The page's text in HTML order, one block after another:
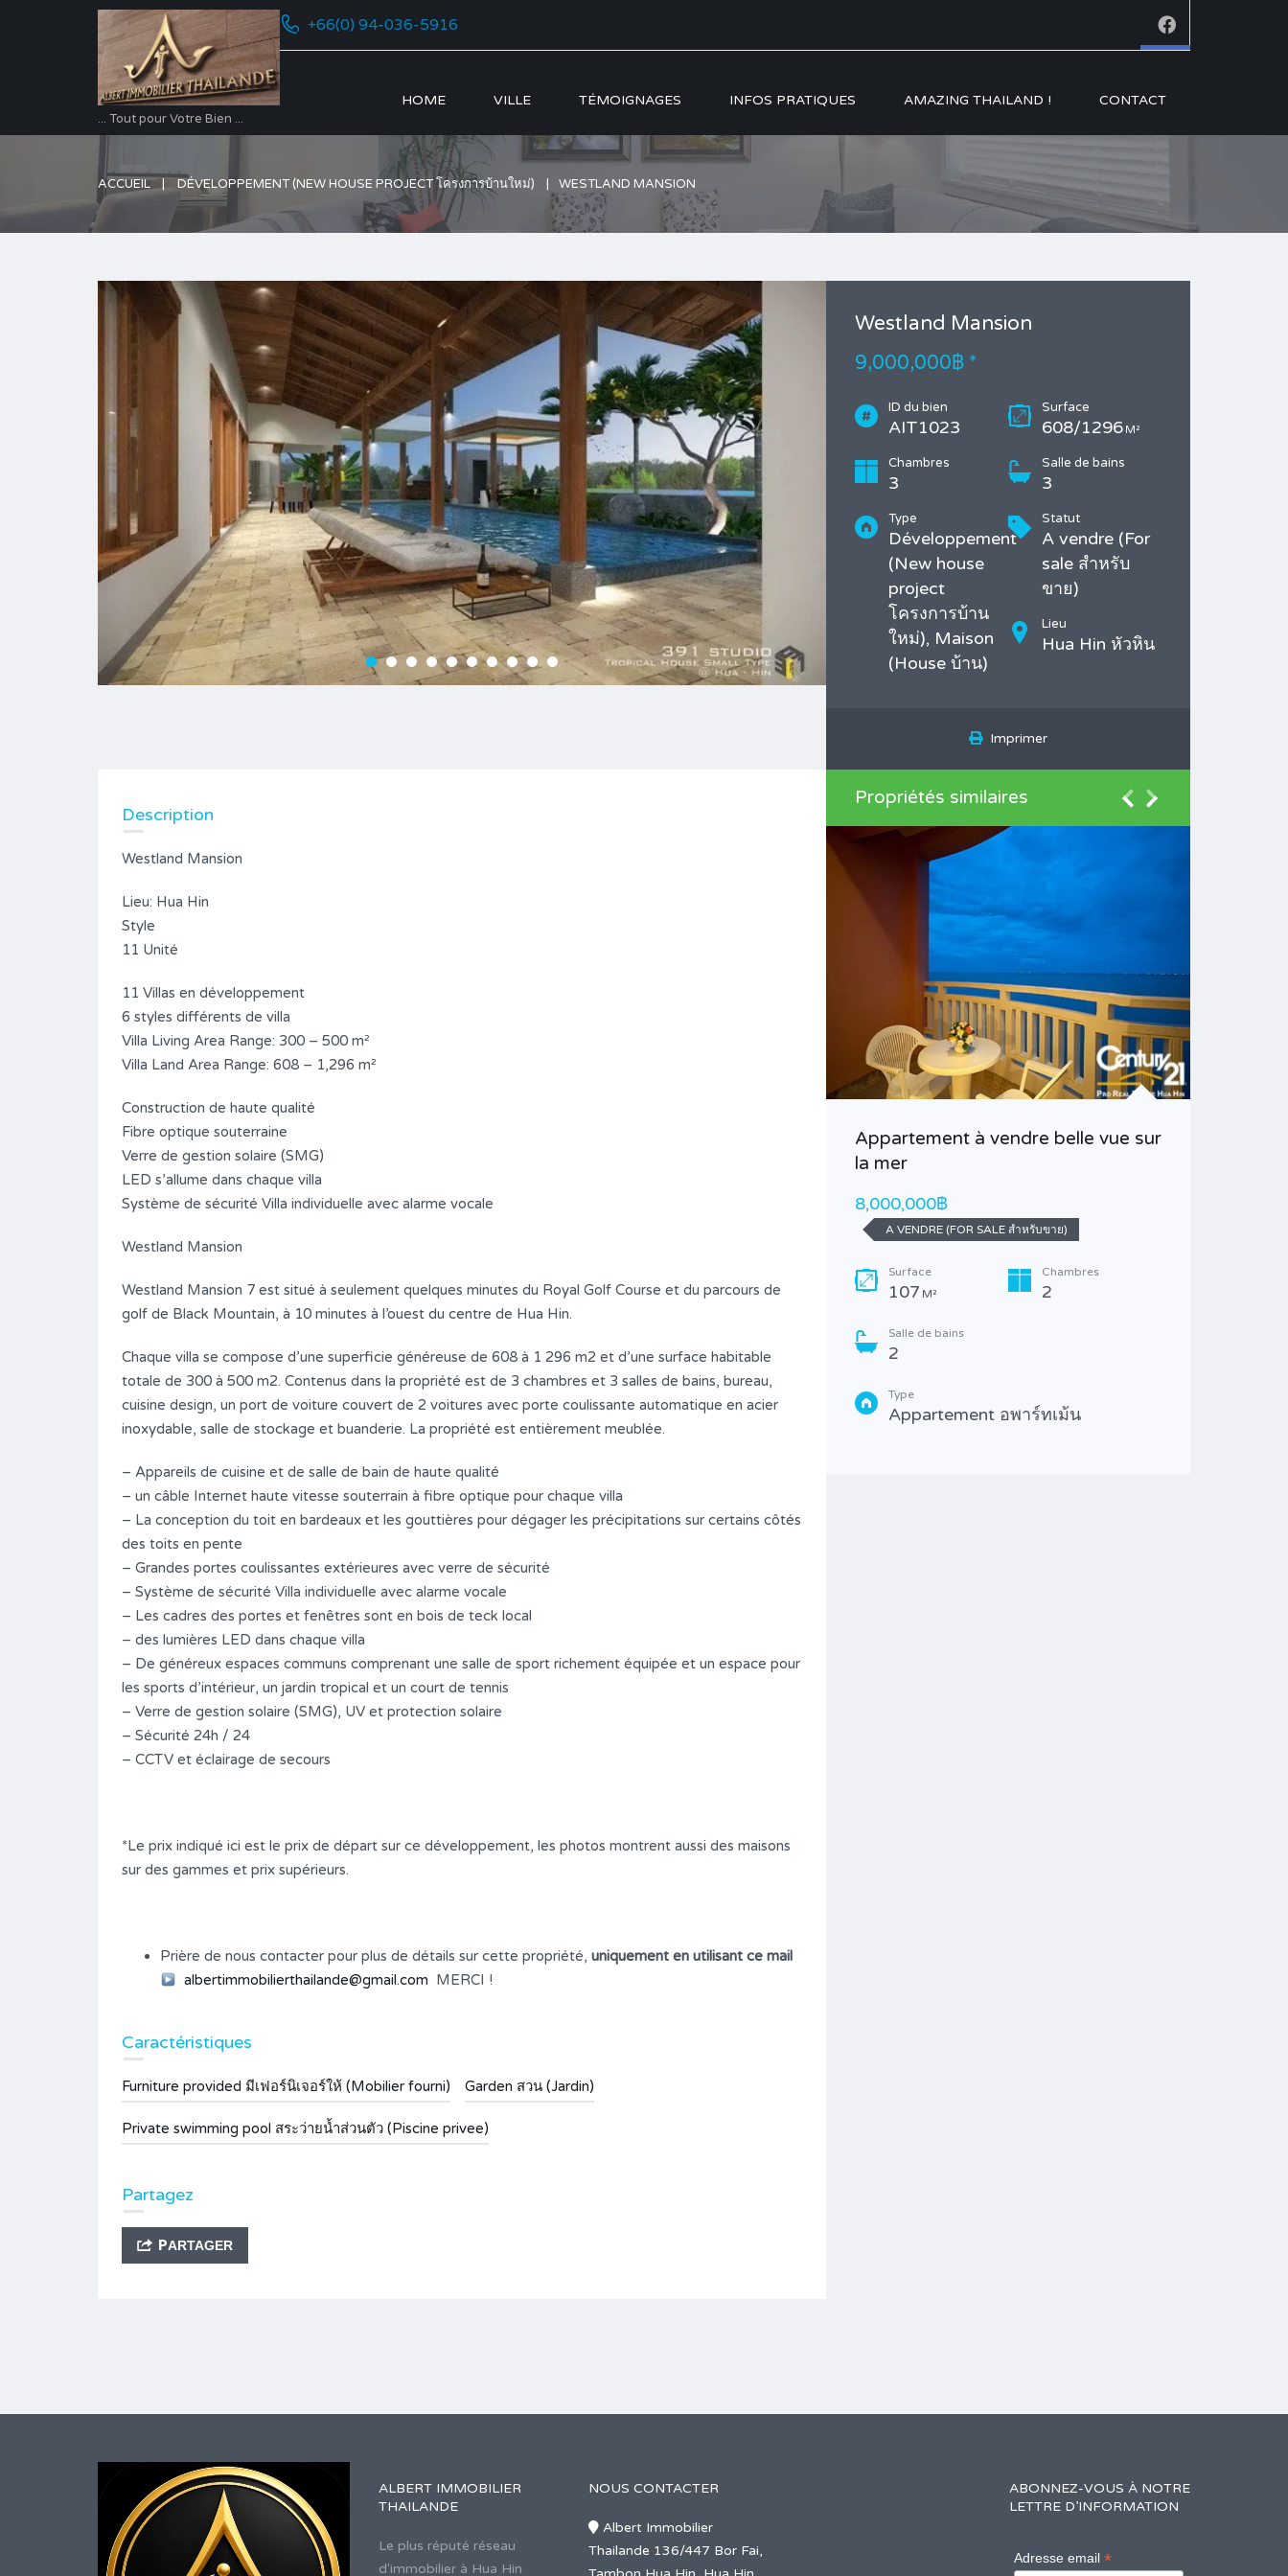
... Tout pour Votre Bien ...
+66(0) 94-036-5916
HOME VILLE TÉMOIGNAGES INFOS PRATIQUES AMAZING THAILAND ! CONTACT
ACCUEIL DÉVELOPPEMENT (NEW HOUSE PROJECT โครงการบ้านใหม่) WESTLAND MANSION
Westland Mansion
9,000,000฿ *
ID du bien
AIT1023
Surface
608/1296 M²
Chambres
3
Salle de bains
3
Type
Développement
(New house
project
โครงการบ้าน
ใหม่), Maison
(House บ้าน)
Statut
A vendre (For
sale สำหรับ
ขาย)
Lieu
Hua Hin หัวหิน
Imprimer
Description
Westland Mansion
Lieu: Hua Hin
Style
11 Unité
11 Villas en développement
6 styles différents de villa
Villa Living Area Range: 300 – 500 m²
Villa Land Area Range: 608 – 1,296 m²
Construction de haute qualité
Fibre optique souterraine
Verre de gestion solaire (SMG)
LED s’allume dans chaque villa
Système de sécurité Villa individuelle avec alarme vocale
Westland Mansion
Westland Mansion 7 est situé à seulement quelques minutes du Royal Golf Course et du parcours de
golf de Black Mountain, à 10 minutes à l’ouest du centre de Hua Hin.
Chaque villa se compose d’une superficie généreuse de 608 à 1 296 m2 et d’une surface habitable
totale de 300 à 500 m2. Contenus dans la propriété est de 3 chambres et 3 salles de bains, bureau,
cuisine design, un port de voiture couvert de 2 voitures avec porte coulissante automatique en acier
inoxydable, salle de stockage et buanderie. La propriété est entièrement meublée.
– Appareils de cuisine et de salle de bain de haute qualité
– un câble Internet haute vitesse souterrain à fibre optique pour chaque villa
– La conception du toit en bardeaux et les gouttières pour dégager les précipitations sur certains côtés
des toits en pente
– Grandes portes coulissantes extérieures avec verre de sécurité
– Système de sécurité Villa individuelle avec alarme vocale
– Les cadres des portes et fenêtres sont en bois de teck local
– des lumières LED dans chaque villa
– De généreux espaces communs comprenant une salle de sport richement équipée et un espace pour
les sports d’intérieur, un jardin tropical et un court de tennis
– Verre de gestion solaire (SMG), UV et protection solaire
– Sécurité 24h / 24
– CCTV et éclairage de secours
*Le prix indiqué ici est le prix de départ sur ce développement, les photos montrent aussi des maisons
sur des gammes et prix supérieurs.
Prière de nous contacter pour plus de détails sur cette propriété, uniquement en utilisant ce mail
albertimmobilierthailande@gmail.com MERCI !
Caractéristiques
Furniture provided มีเฟอร์นิเจอร์ให้ (Mobilier fourni) Garden สวน (Jardin)
Private swimming pool สระว่ายน้ำส่วนตัว (Piscine privee)
Partagez
PARTAGER
Propriétés similaires
Villa 3 chambres avec piscine sur le
développement établi
4,300,000฿
A VENDRE (FOR SALE สำหรับขาย)
Surface
2 1
Type
Maison (House บ้าน)
2 1
Appartement อพาร์ทเม้น
Appartement à vendre belle vue sur
la mer
8,000,000฿
A VENDRE (FOR SALE สำหรับขาย)
Surface
107 M²
Chambres
2
Salle de bains
2
Type
Appartement อพาร์ทเม้น
ALBERT IMMOBILIER
THAILANDE
Le plus réputé réseau
d'immobilier à Hua Hin
NOUS CONTACTER
Albert Immobilier
Thailande 136/447 Bor Fai,
ABONNEZ-VOUS À NOTRE
LETTRE D’INFORMATION
Adresse email*